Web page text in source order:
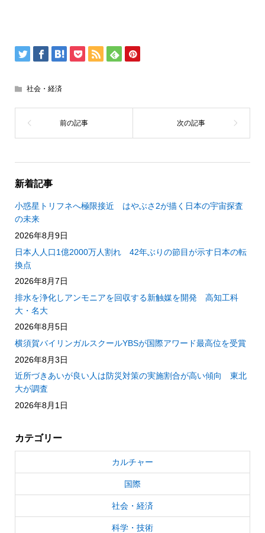
社会・経済
新着記事
小惑星トリフネへ極限接近 はやぶさ2が描く日本の宇宙探査
の未来
2026年8月9日
日本人人口1億2000万人割れ 42年ぶりの節目が示す日本の転
換点
2026年8月7日
排水を浄化しアンモニアを回収する新触媒を開発 高知工科
大・名大
2026年8月5日
横須賀バイリンガルスクールYBSが国際アワード最高位を受賞
2026年8月3日
近所づきあいが良い人は防災対策の実施割合が高い傾向 東北
大が調査
2026年8月1日
カテゴリー
カルチャー
国際
社会・経済
科学・技術